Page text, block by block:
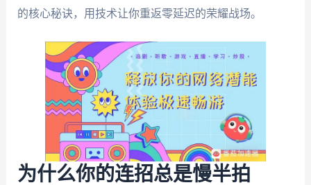
的核心秘诀，用技术让你重返零延迟的荣耀战场。
为什么你的连招总是慢半拍